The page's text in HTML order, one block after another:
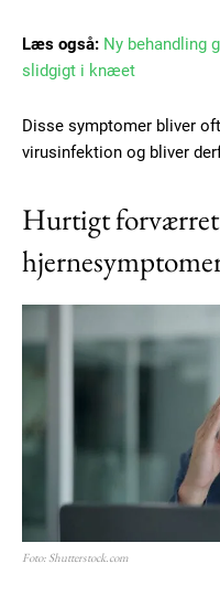
Læs også: Ny behandling
slidgigt i knæet
Disse symptomer bliver
virusinfektion og bliver
Hurtigt
Foto: Shutterstock.com